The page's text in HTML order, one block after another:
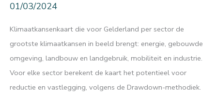
01/03/2024
Klimaatkansenkaart die voor Gelderland per sector de
grootste klimaatkansen in beeld brengt: energie, gebouwde
omgeving, landbouw en landgebruik, mobiliteit en industrie.
Voor elke sector berekent de kaart het potentieel voor
reductie en vastlegging, volgens de Drawdown-methodiek.